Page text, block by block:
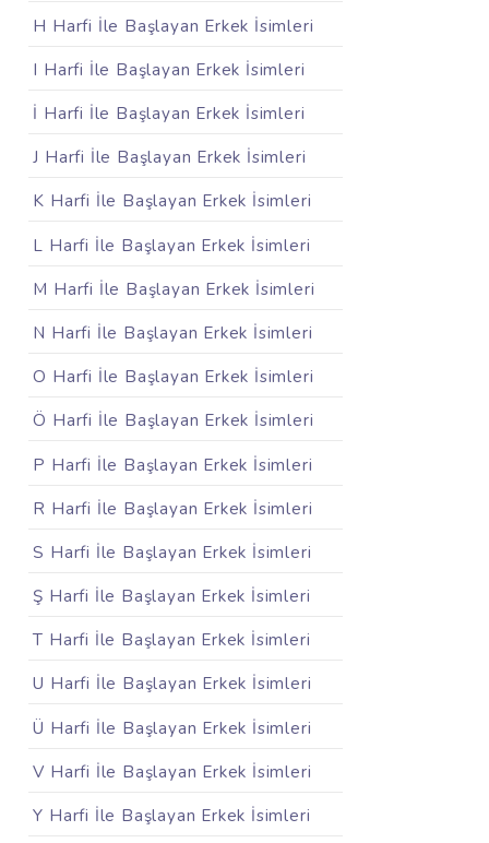
H Harfi İle Başlayan Erkek İsimleri
I Harfi İle Başlayan Erkek İsimleri
İ Harfi İle Başlayan Erkek İsimleri
J Harfi İle Başlayan Erkek İsimleri
K Harfi İle Başlayan Erkek İsimleri
L Harfi İle Başlayan Erkek İsimleri
M Harfi İle Başlayan Erkek İsimleri
N Harfi İle Başlayan Erkek İsimleri
O Harfi İle Başlayan Erkek İsimleri
Ö Harfi İle Başlayan Erkek İsimleri
P Harfi İle Başlayan Erkek İsimleri
R Harfi İle Başlayan Erkek İsimleri
S Harfi İle Başlayan Erkek İsimleri
Ş Harfi İle Başlayan Erkek İsimleri
T Harfi İle Başlayan Erkek İsimleri
U Harfi İle Başlayan Erkek İsimleri
Ü Harfi İle Başlayan Erkek İsimleri
V Harfi İle Başlayan Erkek İsimleri
Y Harfi İle Başlayan Erkek İsimleri